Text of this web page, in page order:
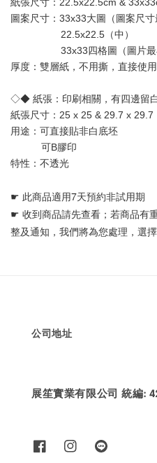
圖案尺寸：33x33大圖（圖案尺寸
22.5x22.5（中）
33x33四格圖（圖片最
厚度：雙層紙 ，不用撕，直接使用
◇◆ 紙張：印刷相關，有四邊留
紙張尺寸：25 x 25 & 29.7 x 29.7
用途：可直接貼非白底坯
可B膠印
特性：不透光
☛ 此商品適用7天預約非試用期
☛ 收到商品請先查看；若商品有
整及通知，我們將為您處理，選
公司地址
展笙實業有限公司 統編: